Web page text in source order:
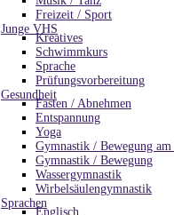
Freizeit / Sport
Junge VHS
Kreatives
Schwimmkurs
Sprache
Prüfungsvorbereitung
Gesundheit
Fasten / Abnehmen
Entspannung
Yoga
Gymnastik / Bewegung
Gymnastik / Bewegung
Wassergymnastik
Wirbelsäulengymnastik
Sprachen
Englisch